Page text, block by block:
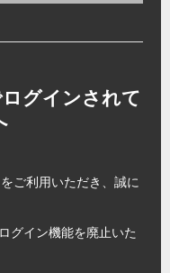
グインされて
ご利用いただき、誠に
グイン機能を廃止いた